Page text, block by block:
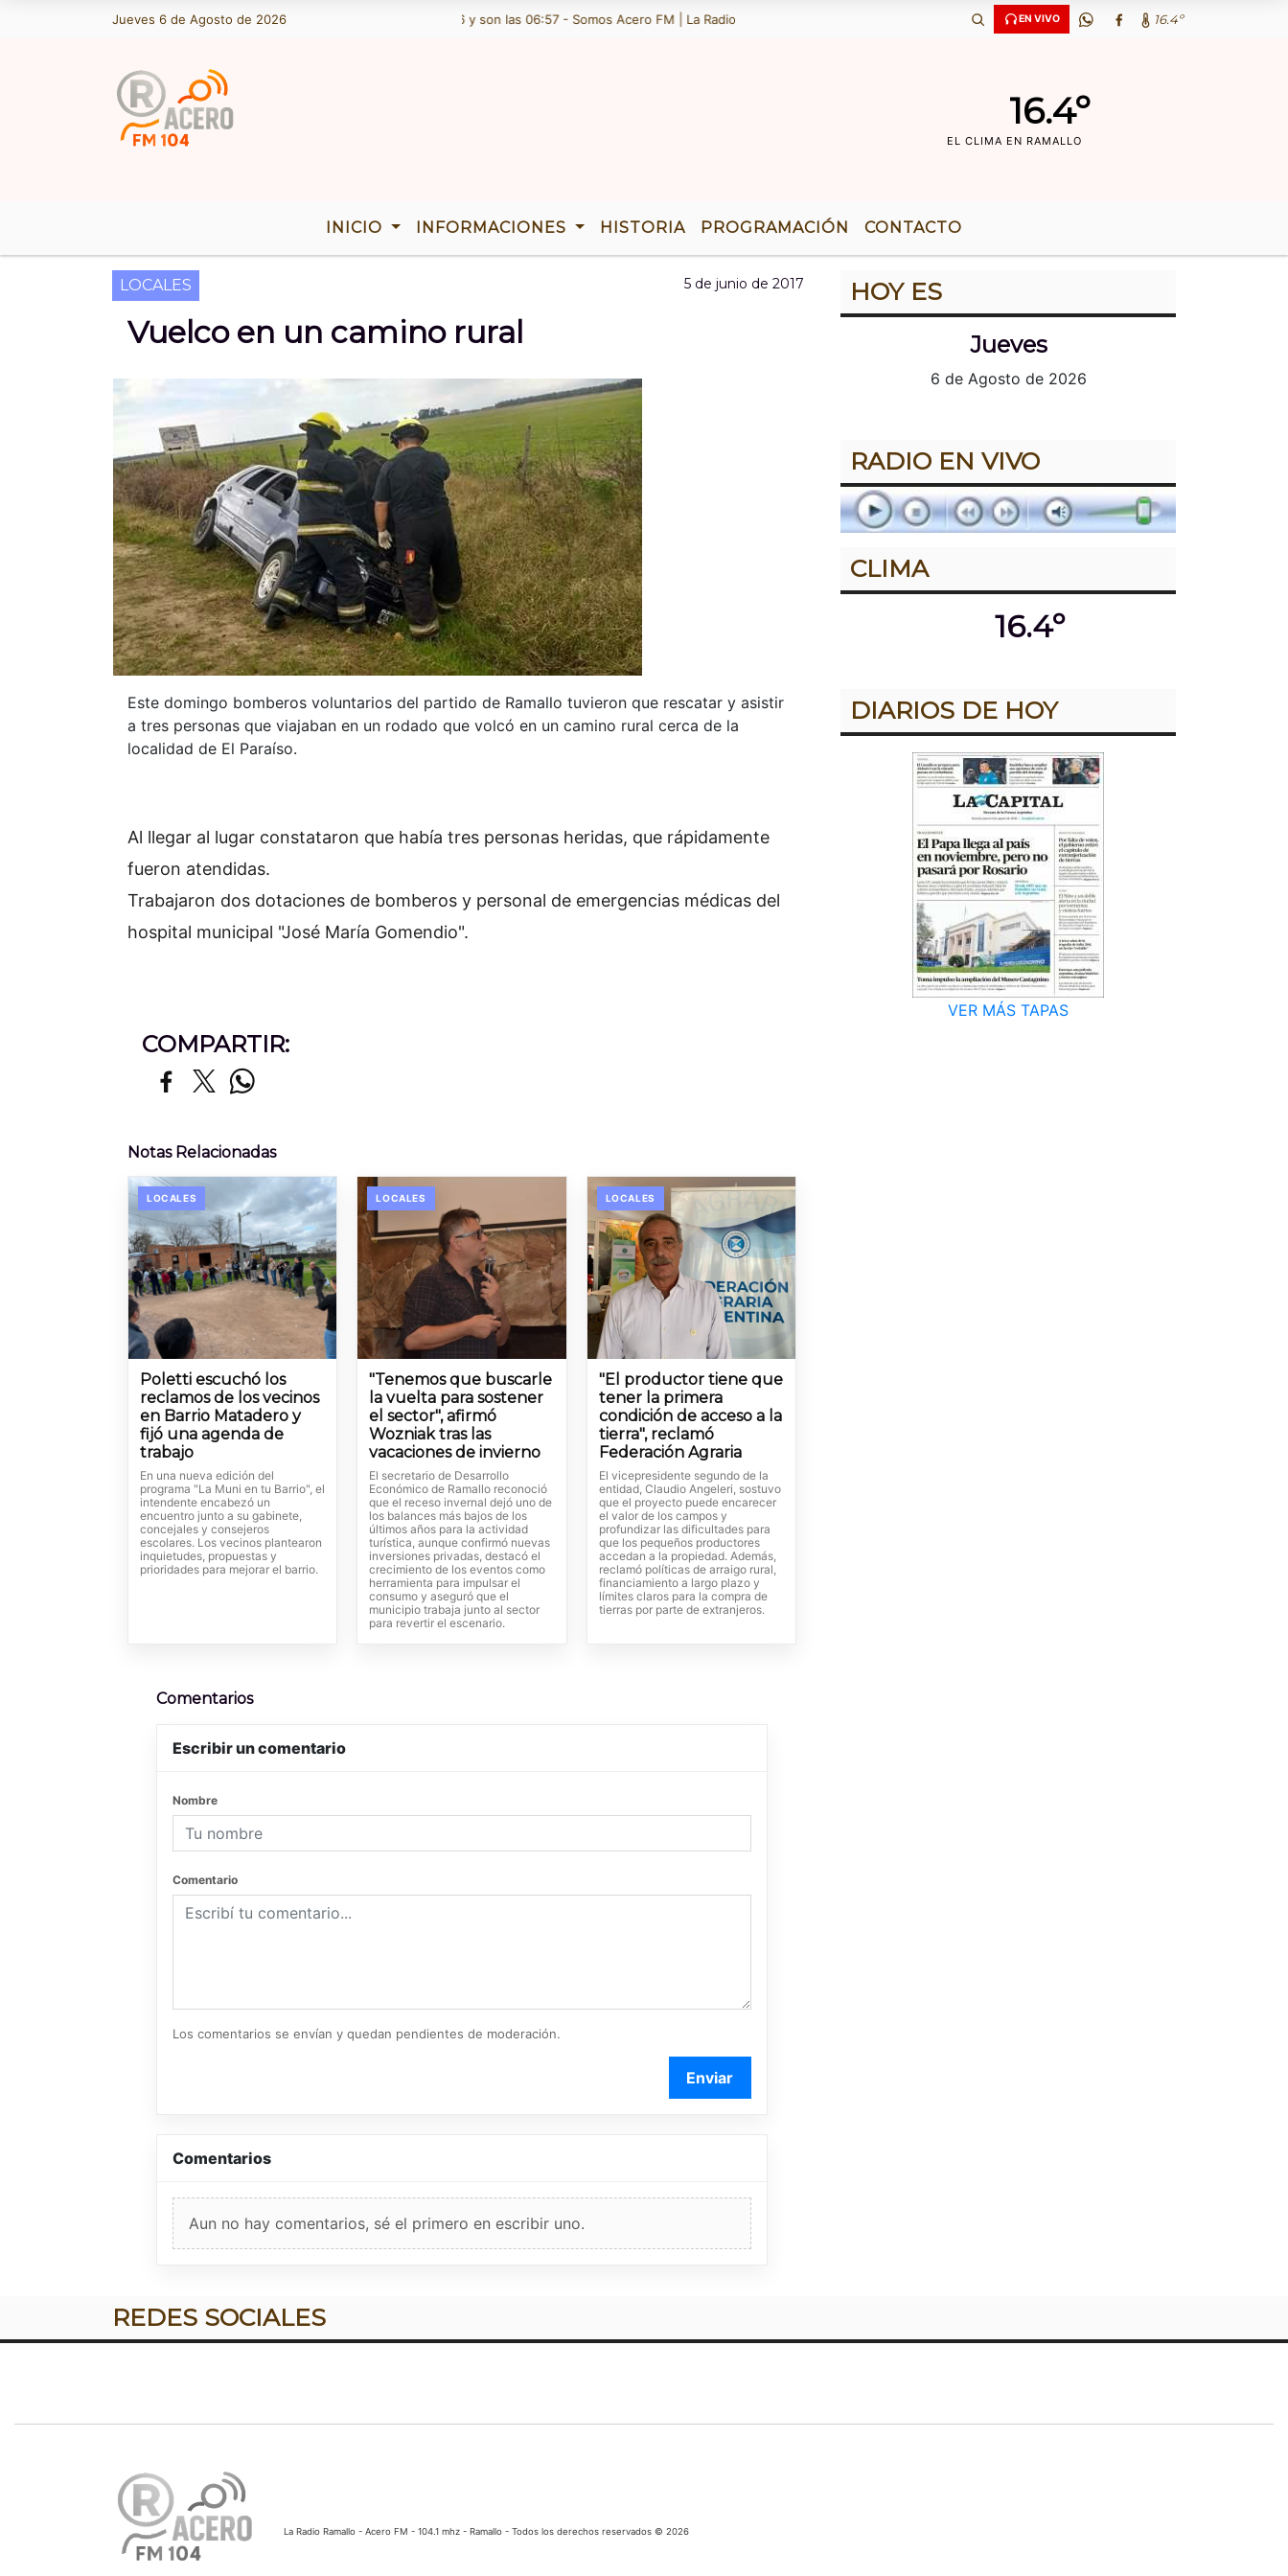
Jueves 6 de Agosto de 2026Hoy es Jueves 6 de Agosto de 2026 y son las 06:57 - Somos Acero FM | La Radio de Ramallo | TENEMOS 36 AÃ‘OS DE RADIO | EN VIVO 16.4º
16.4º
EL CLIMA EN RAMALLO
INICIO INFORMACIONES HISTORIA PROGRAMACIÓN CONTACTO
LOCALES 5 de junio de 2017
Vuelco en un camino rural
Este domingo bomberos voluntarios del partido de Ramallo tuvieron que rescatar y asistir
a tres personas que viajaban en un rodado que volcó en un camino rural cerca de la
localidad de El Paraíso.
Al llegar al lugar constataron que había tres personas heridas, que rápidamente
fueron atendidas.
Trabajaron dos dotaciones de bomberos y personal de emergencias médicas del
hospital municipal "José María Gomendio".
COMPARTIR:
Notas Relacionadas
LOCALES
Poletti escuchó los
reclamos de los vecinos
en Barrio Matadero y
fijó una agenda de
trabajo
En una nueva edición del
programa "La Muni en tu Barrio", el
intendente encabezó un
encuentro junto a su gabinete,
concejales y consejeros
escolares. Los vecinos plantearon
inquietudes, propuestas y
prioridades para mejorar el barrio.
LOCALES
"Tenemos que buscarle
la vuelta para sostener
el sector", afirmó
Wozniak tras las
vacaciones de invierno
El secretario de Desarrollo
Económico de Ramallo reconoció
que el receso invernal dejó uno de
los balances más bajos de los
últimos años para la actividad
turística, aunque confirmó nuevas
inversiones privadas, destacó el
crecimiento de los eventos como
herramienta para impulsar el
consumo y aseguró que el
municipio trabaja junto al sector
para revertir el escenario.
LOCALES
"El productor tiene que
tener la primera
condición de acceso a la
tierra", reclamó
Federación Agraria
El vicepresidente segundo de la
entidad, Claudio Angeleri, sostuvo
que el proyecto puede encarecer
el valor de los campos y
profundizar las dificultades para
que los pequeños productores
accedan a la propiedad. Además,
reclamó políticas de arraigo rural,
financiamiento a largo plazo y
límites claros para la compra de
tierras por parte de extranjeros.
Comentarios
Escribir un comentario
Nombre
Comentario
Los comentarios se envían y quedan pendientes de moderación.
Enviar
Comentarios
Aun no hay comentarios, sé el primero en escribir uno.
HOY ES
Jueves
6 de Agosto de 2026
RADIO EN VIVO
CLIMA
16.4º
DIARIOS DE HOY
VER MÁS TAPAS
REDES SOCIALES
La Radio Ramallo - Acero FM - 104.1 mhz - Ramallo - Todos los derechos reservados © 2026